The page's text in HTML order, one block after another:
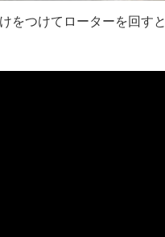
をつけてローターを回すと